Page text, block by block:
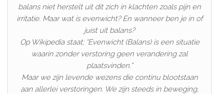
balans niet herstelt uit dit zich in klachten zoals pijn en
irritatie. Maar wat is evenwicht? En wanneer ben je in of
juist uit balans?
Op Wikipedia staat; “Evenwicht (Balans) is een situatie
waarin zonder verstoring geen verandering zal
plaatsvinden.”
Maar we zijn levende wezens die continu blootstaan
aan allerlei verstoringen. We zijn steeds in beweging,